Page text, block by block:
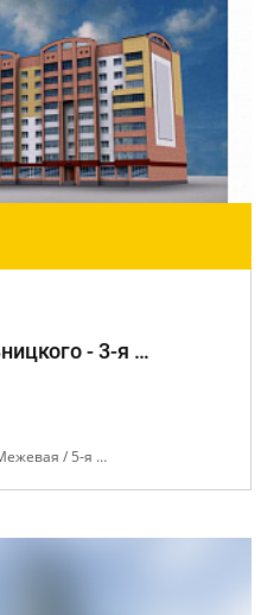
Дом по ул. Б. Хмельницкого - 3-я Межевая - 5-я Первомайская
ул.Б.Хмельницкого / 3-я Межевая / 5-я Первомайская